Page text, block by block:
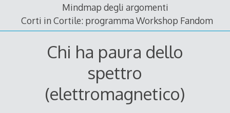
Mindmap degli argomenti
Corti in Cortile: programma Workshop Fandom
Chi ha paura dello
spettro
(elettromagnetico)